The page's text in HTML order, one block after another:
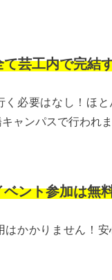
芸工内で完結
く必要はなし！ほ
ャンパスで行われま
ント参加は無
はかかりません！